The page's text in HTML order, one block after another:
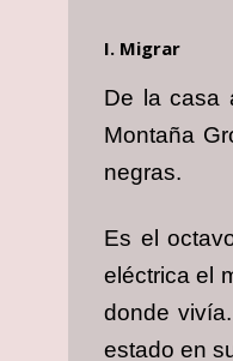
I. Migrar
De la casa
Montaña
negras.
Es el
eléctrica el
donde
estado en